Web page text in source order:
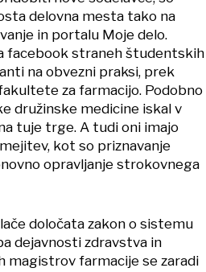
delovna mesta tako na
in portalu Moje delo.
facebook straneh študentskih
na obvezni praksi, prek
za farmacijo. Podobno
družinske medicine iskal v
tuje trge. A tudi oni imajo
kot so priznavanje
opravljanje strokovnega
določata zakon o sistemu
dejavnosti zdravstva in
magistrov farmacije se zaradi